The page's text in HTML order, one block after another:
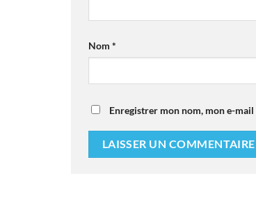
Nom *
Enregistrer mon nom, mon e-